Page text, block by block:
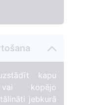
kapu
vai kopējo
jebkurā